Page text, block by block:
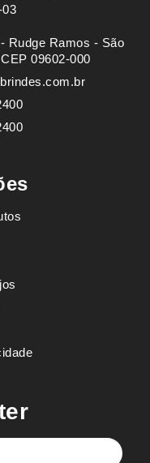
03
Rudge Ramos - São
09602-000